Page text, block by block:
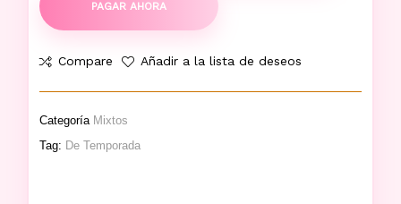
PAGAR AHORA
Compare Añadir a la lista de deseos
Categoría Mixtos
Tag: De Temporada